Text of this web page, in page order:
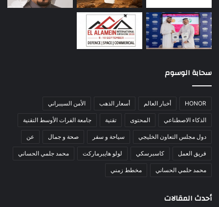
سحابة الوسوم
HONOR أخبار العالم أسعار الذهب الأمن السيبراني
الذكاء الاصطناعي المحتوى تقنية جامعة الفرات الأوسط التقنية
دول مجلس التعاون الخليجي سياحة و سفر صحة و جمال عن
فريق العمل كاسبرسكي لولو هايبرماركت محمد جلمي الحساني
محمد حلمي الحساني مخطط زمني
أحدث المقالات